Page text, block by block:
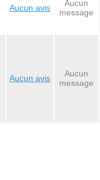
Aucun avis
Aucun
message
Aucun avis
Aucun
message